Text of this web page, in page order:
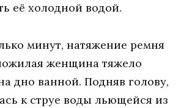
её холодной водой.
минут, натяжение ремня
женщина тяжело
дно ванной. Подняв голову,
к струе воды льющейся из